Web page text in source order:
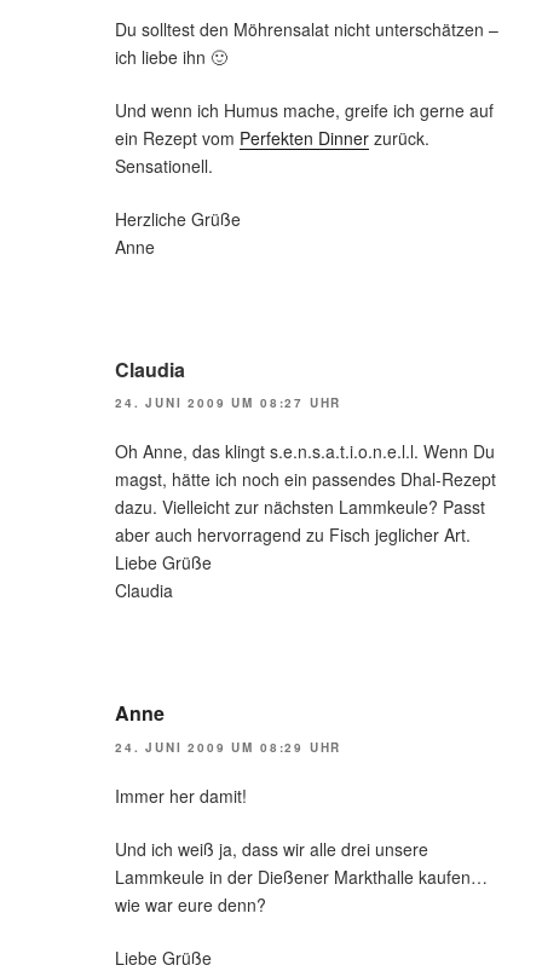
Du solltest den Möhrensalat nicht unterschätzen –
ich liebe ihn 🙂
Und wenn ich Humus mache, greife ich gerne auf
ein Rezept vom Perfekten Dinner zurück.
Sensationell.
Herzliche Grüße
Anne
Claudia
24. JUNI 2009 UM 08:27 UHR
Oh Anne, das klingt s.e.n.s.a.t.i.o.n.e.l.l. Wenn Du
magst, hätte ich noch ein passendes Dhal-Rezept
dazu. Vielleicht zur nächsten Lammkeule? Passt
aber auch hervorragend zu Fisch jeglicher Art.
Liebe Grüße
Claudia
Anne
24. JUNI 2009 UM 08:29 UHR
Immer her damit!
Und ich weiß ja, dass wir alle drei unsere
Lammkeule in der Dießener Markthalle kaufen…
wie war eure denn?
Liebe Grüße